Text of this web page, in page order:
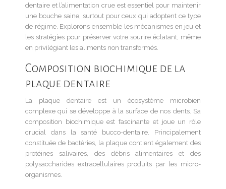
dentaire et l’alimentation crue est essentiel pour maintenir
une bouche saine, surtout pour ceux qui adoptent ce type
de régime. Explorons ensemble les mécanismes en jeu et
les stratégies pour préserver votre sourire éclatant, même
en privilégiant les aliments non transformés.
Composition biochimique de la
plaque dentaire
La plaque dentaire est un écosystème microbien
complexe qui se développe à la surface de nos dents. Sa
composition biochimique est fascinante et joue un rôle
crucial dans la santé bucco-dentaire. Principalement
constituée de bactéries, la plaque contient également des
protéines salivaires, des débris alimentaires et des
polysaccharides extracellulaires produits par les micro-
organismes.